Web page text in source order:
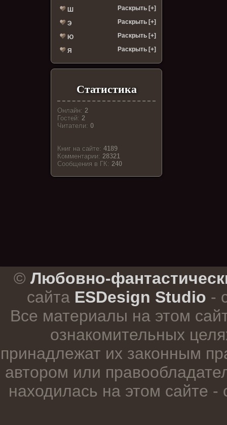
Ш Раскрыть [+]
Э Раскрыть [+]
Ю Раскрыть [+]
Я Раскрыть [+]
Статистика
Онлайн:2
Гостей:2
Читатели:0
Книг на сайте:4189
Комментарии:28321
Cообщения в ГК:240
© Любовно-
сайта ESDesign Studio -
Все материалы на этом
ознакомительных
принадлежат их законным
автором или
находилась на этом сайте